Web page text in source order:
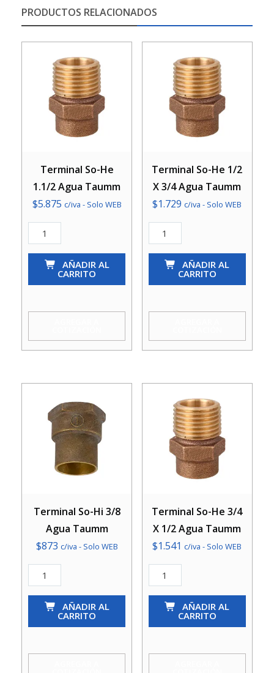
PRODUCTOS RELACIONADOS
Terminal So-He
1.1/2 Agua Taumm
$5.875 c/iva - Solo WEB
Terminal
So-
Taumm
AÑADIR AL
CARRITO
Terminal So-He 1/2
X 3/4 Agua Taumm
$1.729 c/iva - Solo WEB
Terminal
So-
3/4
Taumm
AÑADIR AL
CARRITO
Terminal So-Hi 3/8
Agua Taumm
$873 c/iva - Solo WEB
Terminal
So-
Taumm
AÑADIR AL
CARRITO
Terminal So-He 3/4
X 1/2 Agua Taumm
$1.541 c/iva - Solo WEB
Terminal
So-
1/2
AÑADIR AL
CARRITO